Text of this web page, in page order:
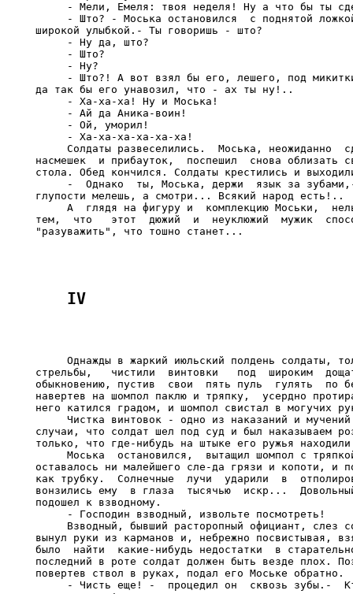
Однажды в жаркий июльский полдень солдаты,
стрельбы,   чистили  винтовки   под  широким
обыкновению, пустив  свои  пять пуль  гулять  по
навертев на шомпол паклю и тряпку,  усердно
него катился градом, и шомпол свистал в могучих
Чистка винтовок - одно из наказаний и
случаи, что солдат шел под суд и был наказываем
только, что где-нибудь на штыке его ружья
Моська  остановился,  вытащил шомпол с
оставалось ни малейшего сле-да грязи и копоти, и
как трубку.  Солнечные  лучи  ударили  в
вонзились ему  в глаза  тысячью  искр...
подошел к взводному.
     - Господин взводный, извольте посмотреть!
Взводный, бывший расторопный официант, слез
вынул руки из карманов и, небрежно посвистывая,
было  найти  какие-нибудь недостатки  в
последний в роте солдат должен быть везде плох.
повертев ствол в руках, подал его Моське обратно.
- Чисть еще! -  процедил он  сквозь зубы.-